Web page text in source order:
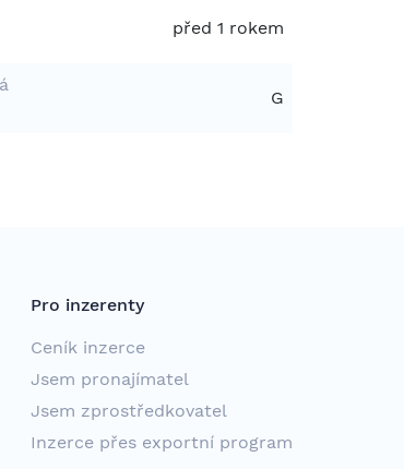
před 1 rokem
G
Pro inzerenty
Ceník inzerce
Jsem pronajímatel
Jsem zprostředkovatel
Inzerce přes exportní program